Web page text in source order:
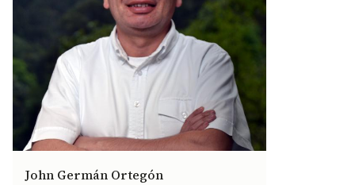
John Germán Ortegón